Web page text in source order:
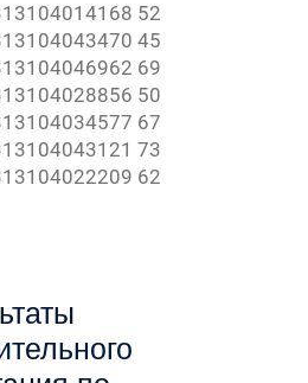
52
45
69
50
67
73
62